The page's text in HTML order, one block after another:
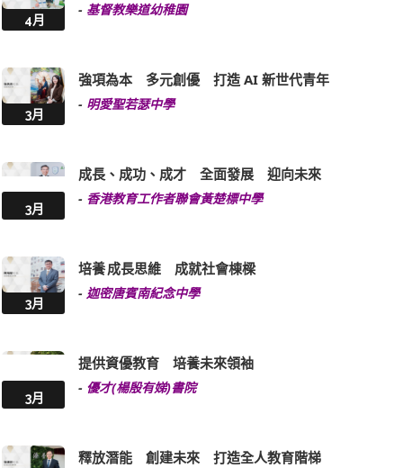
4月
- 基督教樂道幼稚園
3月
強項為本 多元創優 打造 AI 新世代青年
- 明愛聖若瑟中學
3月
成長、成功、成才 全面發展 迎向未來
- 香港教育工作者聯會黃楚標中學
3月
培養 成長思維 成就社會棟樑
- 迦密唐賓南紀念中學
3月
提供資優教育 培養未來領袖
- 優才(楊殷有娣)書院
釋放潛能 創建未來 打造全人教育階梯